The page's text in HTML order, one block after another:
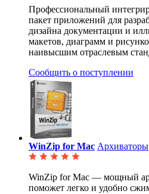
Профессиональный
пакет приложений для
дизайна документации и
макетов, диаграмм и
наивысшим отраслевым
Сообщить о поступлении
WinZip for Mac Архиваторы
WinZip for Mac — мощный
поможет легко и удобно